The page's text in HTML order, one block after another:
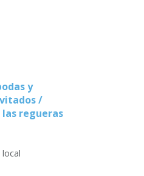
y
/
regueras